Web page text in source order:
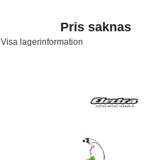
Pris saknas
Visa lagerinformation